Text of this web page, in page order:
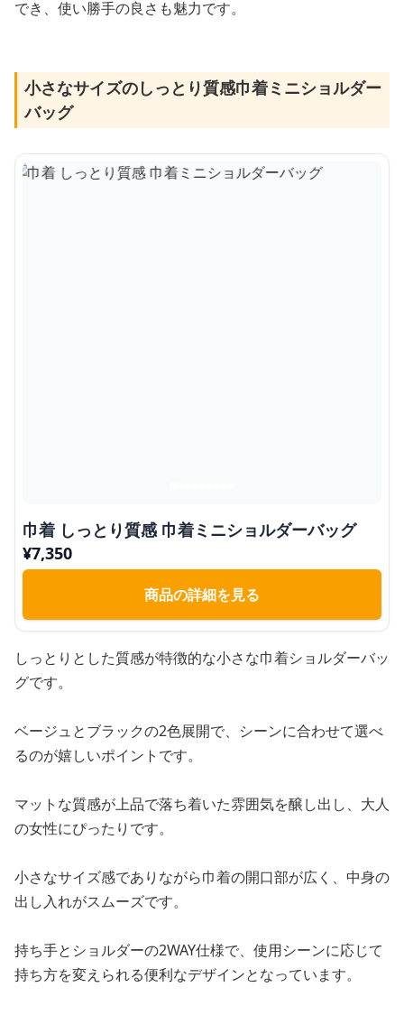
でき、使い勝手の良さも魅力です。
小さなサイズのしっとり質感巾着ミニショルダー
バッグ
巾着 しっとり質感 巾着ミニショルダーバッグ
¥7,350
商品の詳細を見る
しっとりとした質感が特徴的な小さな巾着ショルダーバッ
グです。
ベージュとブラックの2色展開で、シーンに合わせて選べ
るのが嬉しいポイントです。
マットな質感が上品で落ち着いた雰囲気を醸し出し、大人
の女性にぴったりです。
小さなサイズ感でありながら巾着の開口部が広く、中身の
出し入れがスムーズです。
持ち手とショルダーの2WAY仕様で、使用シーンに応じて
持ち方を変えられる便利なデザインとなっています。